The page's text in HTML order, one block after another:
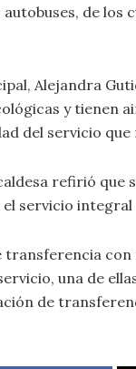
de los
Alejandra
y tienen
del servicio
refirió que
servicio integral
transferencia
una de
de